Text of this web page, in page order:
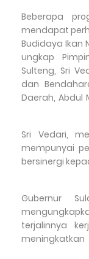
“Beberapa
mendapat
Budidaya Ikan
ungkap
Sulteng, Sri
dan
Daerah, Abdul
Sri Vedari,
mempunyai
bersinergi
Gubernur
terjalinnya